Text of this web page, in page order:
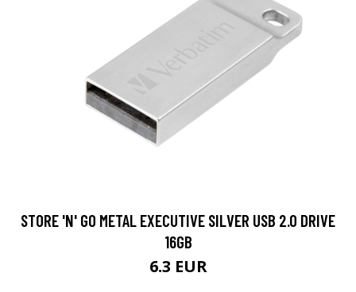
STORE 'N' GO METAL EXECUTIVE SILVER USB 2.0 DRIVE
16GB
6.3 EUR